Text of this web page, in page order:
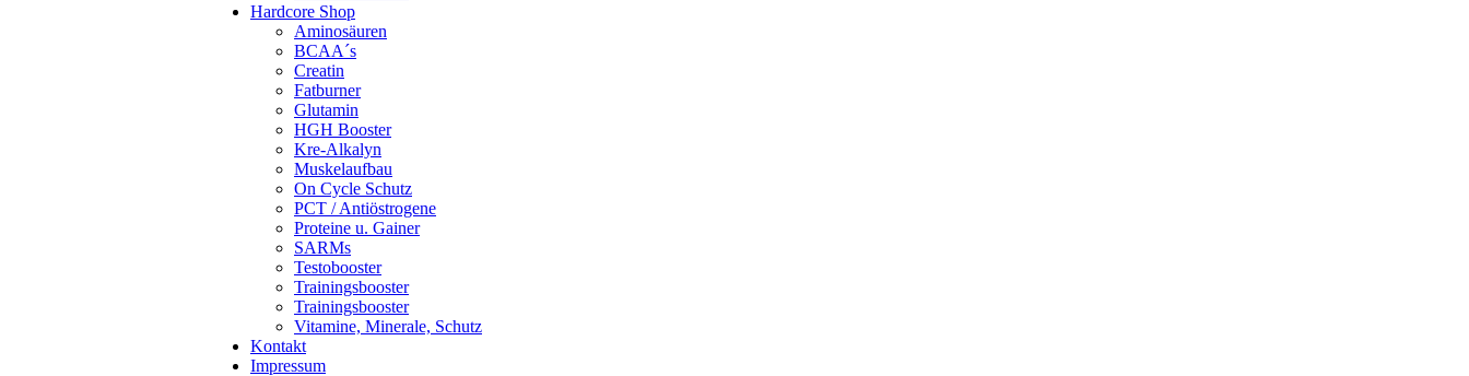
Hardcore Shop
Aminosäuren
BCAA´s
Creatin
Fatburner
Glutamin
HGH Booster
Kre-Alkalyn
Muskelaufbau
On Cycle Schutz
PCT / Antiöstrogene
Proteine u. Gainer
SARMs
Testobooster
Trainingsbooster
Trainingsbooster
Vitamine, Minerale, Schutz
Kontakt
Impressum